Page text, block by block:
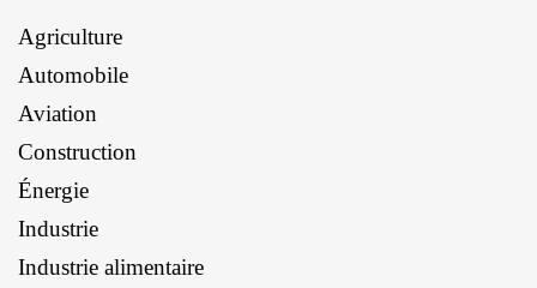
Agriculture
Automobile
Aviation
Construction
Énergie
Industrie
Industrie alimentaire